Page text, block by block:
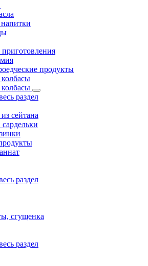
продукты
раздел
сейтана
раздел
сгущенка
раздел